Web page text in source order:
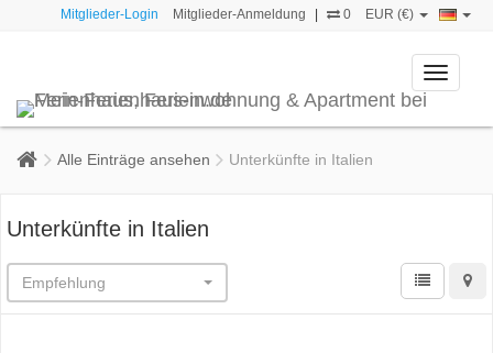
Mitglieder-Login Mitglieder-Anmeldung 0 EUR (€)
Toggle
Alle Einträge ansehen Unterkünfte in Italien
Unterkünfte in Italien
Empfehlung